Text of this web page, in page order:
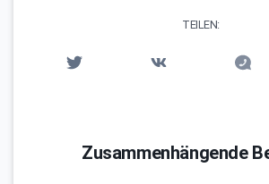
TEILEN:
Zusammenhängende